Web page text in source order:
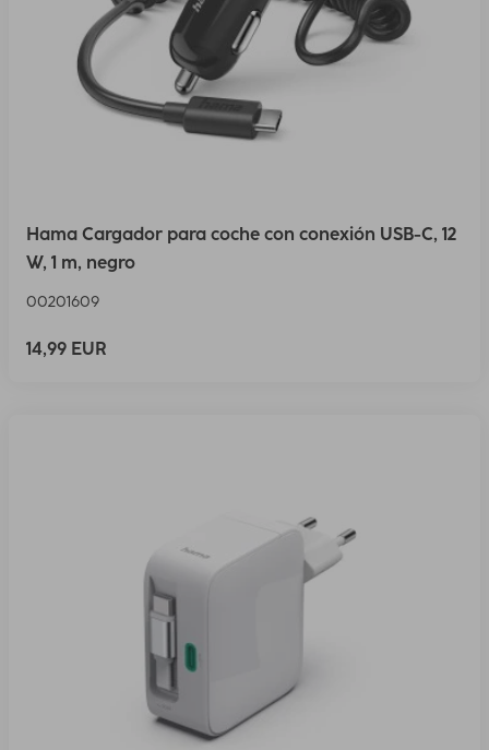
Hama Cargador para coche con conexión USB-C, 12
W, 1 m, negro
00201609
14,99 EUR